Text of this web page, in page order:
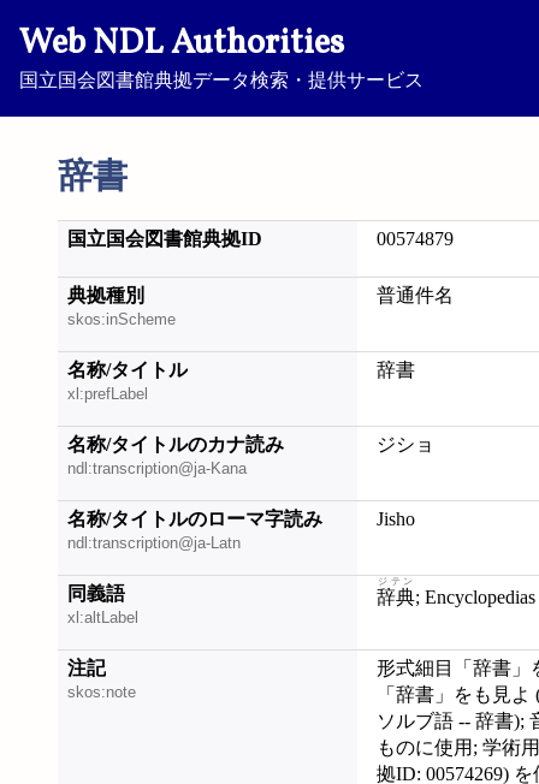
Web NDL Authorities
国立国会図書館典拠データ検索・提供サービス
辞書
国立国会図書館典拠ID 00574879
典拠種別
skos:inScheme
普通件名
名称/タイトル
xl:prefLabel
辞書
名称/タイトルのカナ読み
ndl:transcription@ja-Kana
ジショ
名称/タイトルのローマ字読み
ndl:transcription@ja-Latn
Jisho
同義語
xl:altLabel
辞典
ジテン
;
注記
skos:note
形式細目「辞書」
「辞書」をも見
ソルブ語 -- 辞書);
ものに使用; 学術
拠ID: 00574269) を